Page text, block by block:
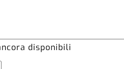
disponibili